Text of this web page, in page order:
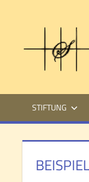
STIFTUNG